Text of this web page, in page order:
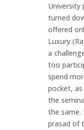
University
turned
offered
Luxury
a
too
spend
pocket,
the
the same.
prasad of